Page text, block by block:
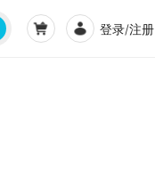
登录/注册